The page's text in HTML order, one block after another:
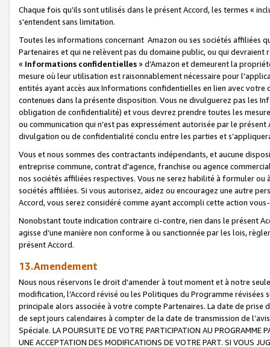
Chaque fois qu’ils sont utilisés dans le présent Accord, les termes «
s'entendent sans limitation.
Toutes les informations concernant Amazon ou ses sociétés affiliées
Partenaires et qui ne relèvent pas du domaine public, ou qui
« Informations confidentielles» d’Amazon et demeurent la
mesure où leur utilisation est raisonnablement nécessaire pour
entités ayant accès aux Informations confidentielles en lien avec
contenues dans la présente disposition. Vous ne divulguerez pas les
obligation de confidentialité) et vous devrez prendre toutes les
ou communication qui n’est pas expressément autorisée par le
divulgation ou de confidentialité conclu entre les parties et
Vous et nous sommes des contractants indépendants, et aucune
entreprise commune, contrat d'agence, franchise ou agence
nos sociétés affiliées respectives. Vous ne serez habilité à formuler
sociétés affiliées. Si vous autorisez, aidez ou encouragez une autre
Accord, vous serez considéré comme ayant accompli cette action
Nonobstant toute indication contraire ci-contre, rien dans le présent
agisse d’une manière non conforme à ou sanctionnée par les lois,
présent Accord.
13.Amendement
Nous nous réservons le droit d'amender à tout moment et à notre
modification, l’Accord révisé ou les Politiques du Programme
principale alors associée à votre compte Partenaires. La date de
de sept jours calendaires à compter de la date de transmission de
Spéciale. LA POURSUITE DE VOTRE PARTICIPATION AU PROGRAMME
UNE ACCEPTATION DES MODIFICATIONS DE VOTRE PART. SI VOUS